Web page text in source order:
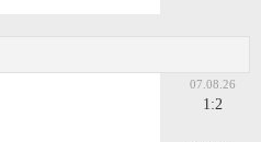
07.08.26
1:2